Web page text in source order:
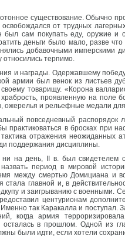
существование. Обычно
от трудных
сам покупать еду, оружие и
деньги было мало, разве
добавочными имперскими
относились терпимо.
и награды. Одержавшему
армии был венок из листьев
товарищу. «Корона
проявленную на
и рельефные медали
повседневный
практиковаться в бросках при
отражения
поддержания дисциплины.
на день, II в. был свидетелем
назвать период в мировой
между смертью Домициана и
главной и, в
и заигрыванию с
центурионам
так Каракалла и поступал.
когда армия
осталась в прошлом. Одной
были идти, если хотели